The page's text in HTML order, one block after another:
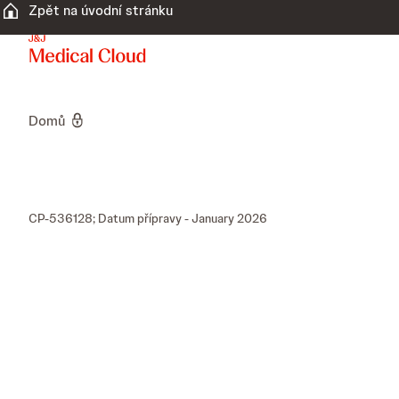
Zpět na úvodní stránku
Domů
CP-536128; Datum přípravy - January 2026